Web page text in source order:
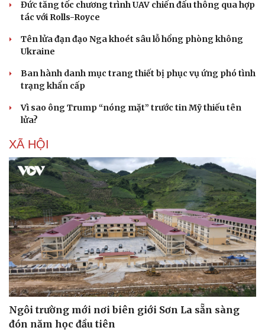
Sức khỏe
Dinh dưỡng - món ngon
Cây thuốc
Sản phụ khoa
Đời sống
Nhà đẹp
Blog
Đức tăng tốc chương trình UAV chiến đấu thông qua hợp
tác với Rolls-Royce
Tên lửa đạn đạo Nga khoét sâu lỗ hổng phòng không
Ukraine
Ban hành danh mục trang thiết bị phục vụ ứng phó tình
trạng khẩn cấp
Vì sao ông Trump “nóng mặt” trước tin Mỹ thiếu tên
lửa?
XÃ HỘI
Ngôi trường mới nơi biên giới Sơn La sẵn sàng
đón năm học đầu tiên